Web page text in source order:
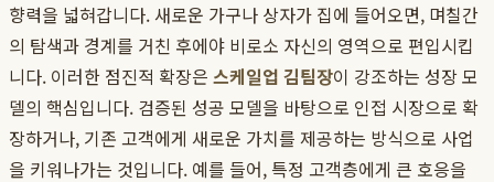
향력을 넓혀갑니다. 새로운 가구나 상자가 집에 들어오면, 며칠간
의 탐색과 경계를 거친 후에야 비로소 자신의 영역으로 편입시킵
니다. 이러한 점진적 확장은 스케일업 김팀장이 강조하는 성장 모
델의 핵심입니다. 검증된 성공 모델을 바탕으로 인접 시장으로 확
장하거나, 기존 고객에게 새로운 가치를 제공하는 방식으로 사업
을 키워나가는 것입니다. 예를 들어, 특정 고객층에게 큰 호응을